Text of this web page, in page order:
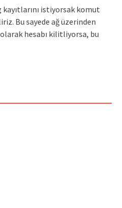
istiyorsak komut
Bu sayede ağ üzerinden
hesabı kilitliyorsa, bu